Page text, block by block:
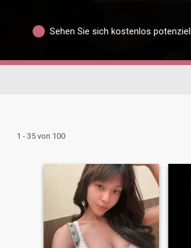
Sehen Sie sich kostenlos
1 - 35 von 100